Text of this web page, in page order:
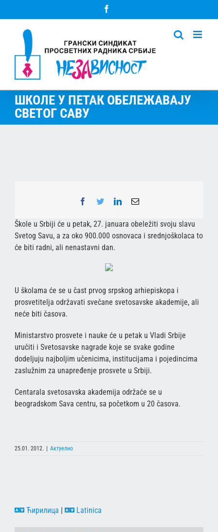
to
ШКОЛЕ У ПЕТАК ОБЕЛЕЖАВАЈУ
СВЕТОГ САВУ
Facebook
TwitterLinkedInEmail
Škole u Srbiji će u petak, 27. januara obeležiti svoju slavu
Svetog Savu, a za oko 900.000 osnovaca i srednjoškolaca to
će biti radni, ali nenastavni dan.
U školama će se u čast prvog srpskog arhiepiskopa i
prosvetitelja održavati svečane svetosavske akademije, ali
neće biti časova.
Ministarstvo prosvete i nauke će u petak u Vladi Srbije
uručiti i Svetosavske nagrade koje se svake godine
dodeljuju najboljim učenicima, institucijama i pojedincima
zaslužnim za unapređenje prosvete u Srbiji.
Centarala svetosavska akademija održaće se u
beogradskom Sava centru, sa početkom u 20 časova.
25.01. 2012. | Актуелно
Ћирилица | Latinica